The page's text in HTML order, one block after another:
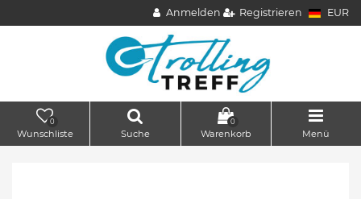
Anmelden Registrieren EUR
0
Wunschliste Suche
0
Warenkorb Menü